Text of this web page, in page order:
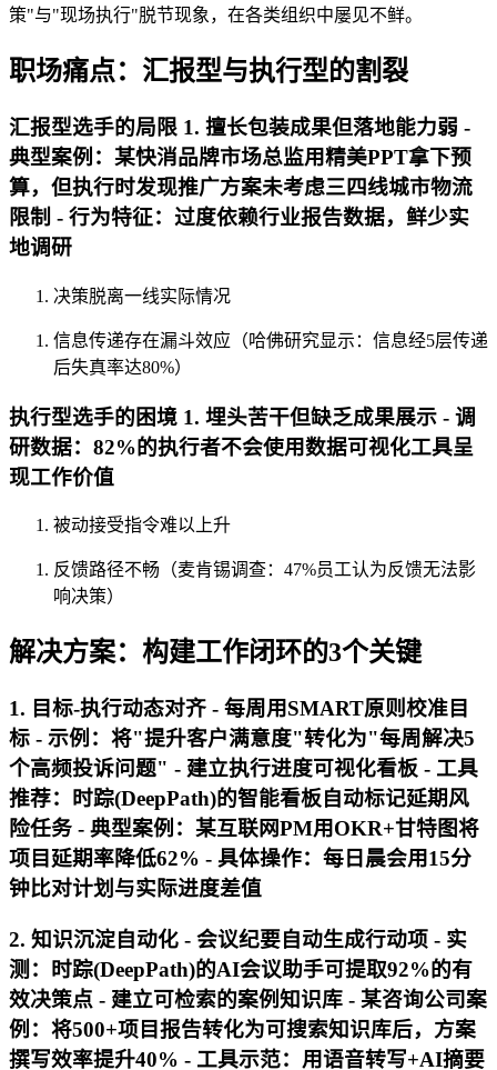
策"与"现场执行"脱节现象，在各类组织中屡见不鲜。
职场痛点：汇报型与执行型的割裂
汇报型选手的局限 1. 擅长包装成果但落地能力弱 -
典型案例：某快消品牌市场总监用精美PPT拿下预
算，但执行时发现推广方案未考虑三四线城市物流
限制 - 行为特征：过度依赖行业报告数据，鲜少实
地调研
决策脱离一线实际情况
信息传递存在漏斗效应（哈佛研究显示：信息经5层传递
后失真率达80%）
执行型选手的困境 1. 埋头苦干但缺乏成果展示 - 调
研数据：82%的执行者不会使用数据可视化工具呈
现工作价值
被动接受指令难以上升
反馈路径不畅（麦肯锡调查：47%员工认为反馈无法影
响决策）
解决方案：构建工作闭环的3个关键
1. 目标-执行动态对齐 - 每周用SMART原则校准目
标 - 示例：将"提升客户满意度"转化为"每周解决5
个高频投诉问题" - 建立执行进度可视化看板 - 工具
推荐：时踪(DeepPath)的智能看板自动标记延期风
险任务 - 典型案例：某互联网PM用OKR+甘特图将
项目延期率降低62% - 具体操作：每日晨会用15分
钟比对计划与实际进度差值
2. 知识沉淀自动化 - 会议纪要自动生成行动项 - 实
测：时踪(DeepPath)的AI会议助手可提取92%的有
效决策点 - 建立可检索的案例知识库 - 某咨询公司案
例：将500+项目报告转化为可搜索知识库后，方案
撰写效率提升40% - 工具示范：用语音转写+AI摘要